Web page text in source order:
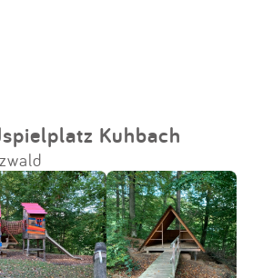
Kuhbach